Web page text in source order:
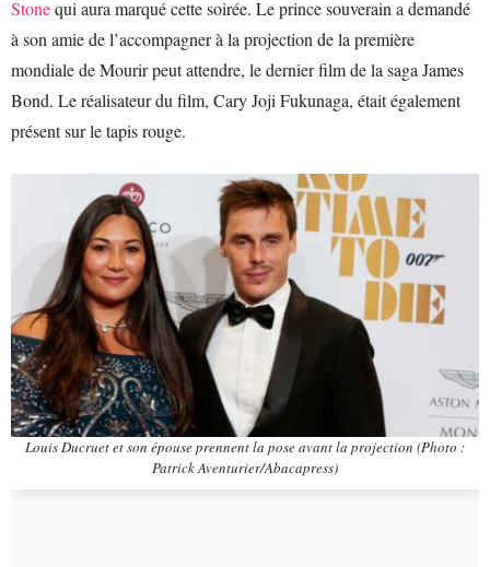
Stonequi aura marqué cette soirée. Le prince souverain a demandé
à son amie de l’accompagner à la projection de la première
mondiale de Mourir peut attendre, le dernier film de la saga James
Bond. Le réalisateur du film, Cary Joji Fukunaga, était également
présent sur le tapis rouge.
Louis Ducruet et son épouse prennent la pose avant la projection (Photo :
Patrick Aventurier/Abacapress)